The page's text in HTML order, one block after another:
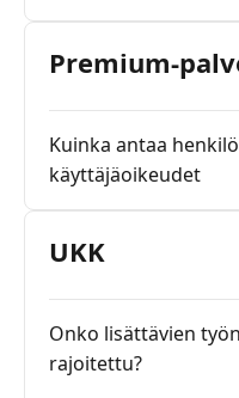
Premium-
Kuinka antaa
käyttäjäoikeudet
UKK
Onko lisättävien
rajoitettu?